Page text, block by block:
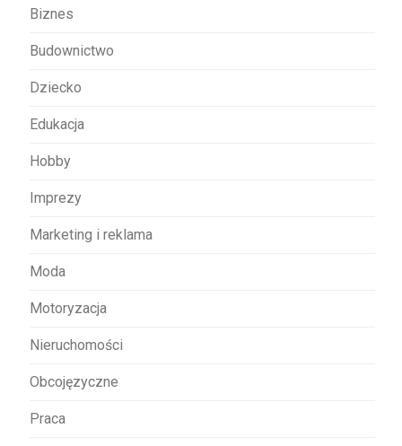
Biznes
Budownictwo
Dziecko
Edukacja
Hobby
Imprezy
Marketing i reklama
Moda
Motoryzacja
Nieruchomości
Obcojęzyczne
Praca